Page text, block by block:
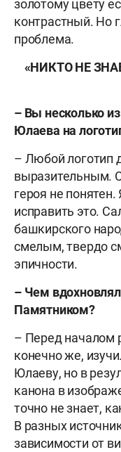
золотому цвету
контрастный. Но
проблема.
«НИКТО НЕ
– Вы несколько
Юлаева на
– Любой логотип
выразительным.
героя не
исправить это.
башкирского
смелым, твердо
эпичности.
– Чем
Памятником?
– Перед началом
конечно же,
Юлаеву, но в
канона в
точно не знает,
В разных
зависимости от